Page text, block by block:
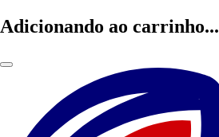
Adicionando ao carrinho...